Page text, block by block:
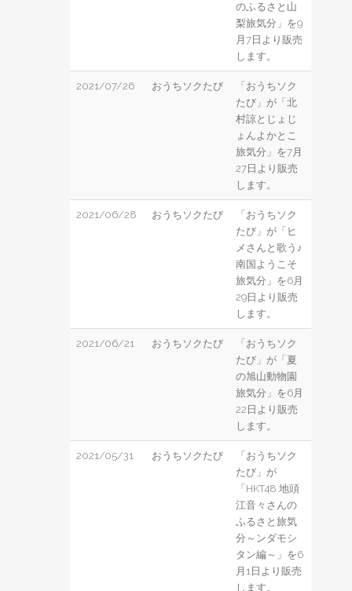
のふるさと山
梨旅気分」を9
月7日より販売
します。
2021/07/26 おうちソクたび
「おうちソク
たび」が「北
村諒とじょじ
ょんよかとこ
旅気分」を7月
27日より販売
します。
2021/06/28 おうちソクたび
「おうちソク
たび」が「ヒ
メさんと歌う♪
南国ようこそ
旅気分」を6月
29日より販売
します。
2021/06/21 おうちソクたび
「おうちソク
たび」が「夏
の旭山動物園
旅気分」を6月
22日より販売
します。
2021/05/31 おうちソクたび
「おうちソク
たび」が
「HKT48 地頭
江音々さんの
ふるさと旅気
分～ンダモシ
タン編～」を6
月1日より販売
します。